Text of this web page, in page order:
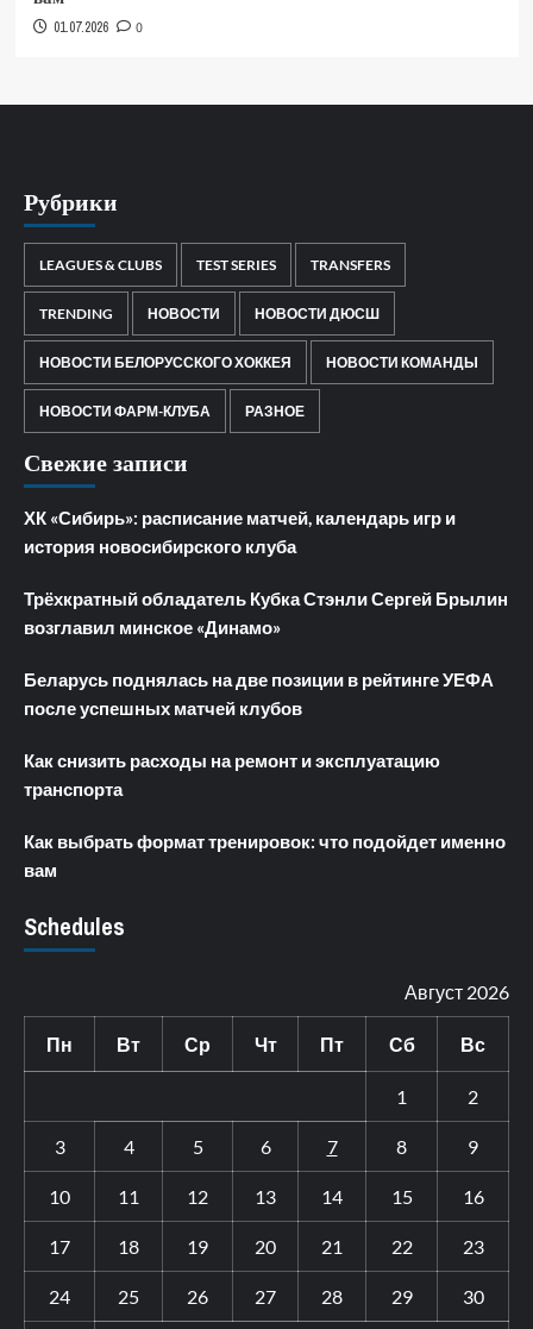
01.07.2026 0
Рубрики
LEAGUES & CLUBS TEST SERIES TRANSFERS
TRENDING НОВОСТИ НОВОСТИ ДЮСШ
НОВОСТИ БЕЛОРУССКОГО ХОККЕЯ НОВОСТИ КОМАНДЫ
НОВОСТИ ФАРМ-КЛУБА РАЗНОЕ
Свежие записи
ХК «Сибирь»: расписание матчей, календарь игр и
история новосибирского клуба
Трёхкратный обладатель Кубка Стэнли Сергей Брылин
возглавил минское «Динамо»
Беларусь поднялась на две позиции в рейтинге УЕФА
после успешных матчей клубов
Как снизить расходы на ремонт и эксплуатацию
транспорта
Как выбрать формат тренировок: что подойдет именно
вам
Schedules
Август 2026
Пн Вт Ср Чт Пт Сб Вс
1 2
3 4 5 6 7 8 9
10 11 12 13 14 15 16
17 18 19 20 21 22 23
24 25 26 27 28 29 30